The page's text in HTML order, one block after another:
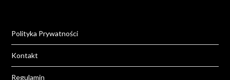
Polityka Prywatności
Kontakt
Regulamin